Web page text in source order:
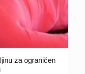
za ograničen